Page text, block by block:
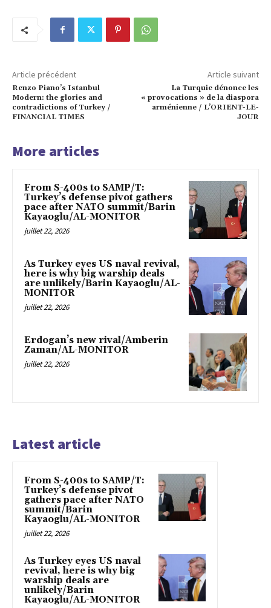
Article précédent
Renzo Piano’s Istanbul
Modern: the glories and
contradictions of Turkey /
FINANCIAL TIMES
Article suivant
La Turquie dénonce les
« provocations » de la diaspora
arménienne / L’ORIENT-LE-
JOUR
More articles
From S-400s to SAMP/T:
Turkey’s defense pivot gathers
pace after NATO summit/Barin
Kayaoglu/AL-MONITOR
juillet 22, 2026
As Turkey eyes US naval revival,
here is why big warship deals
are unlikely/Barin Kayaoglu/AL-
MONITOR
juillet 22, 2026
Erdogan’s new rival/Amberin
Zaman/AL-MONITOR
juillet 22, 2026
Latest article
From S-400s to SAMP/T:
Turkey’s defense pivot
gathers pace after NATO
summit/Barin
Kayaoglu/AL-MONITOR
juillet 22, 2026
As Turkey eyes US naval
revival, here is why big
warship deals are
unlikely/Barin
Kayaoglu/AL-MONITOR